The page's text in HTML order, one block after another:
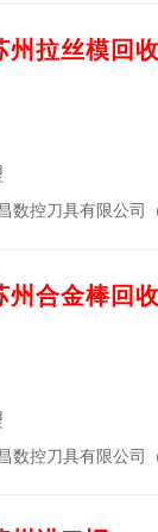
州拉丝模回
数控刀具有限公司
州合金棒回
数控刀具有限公司